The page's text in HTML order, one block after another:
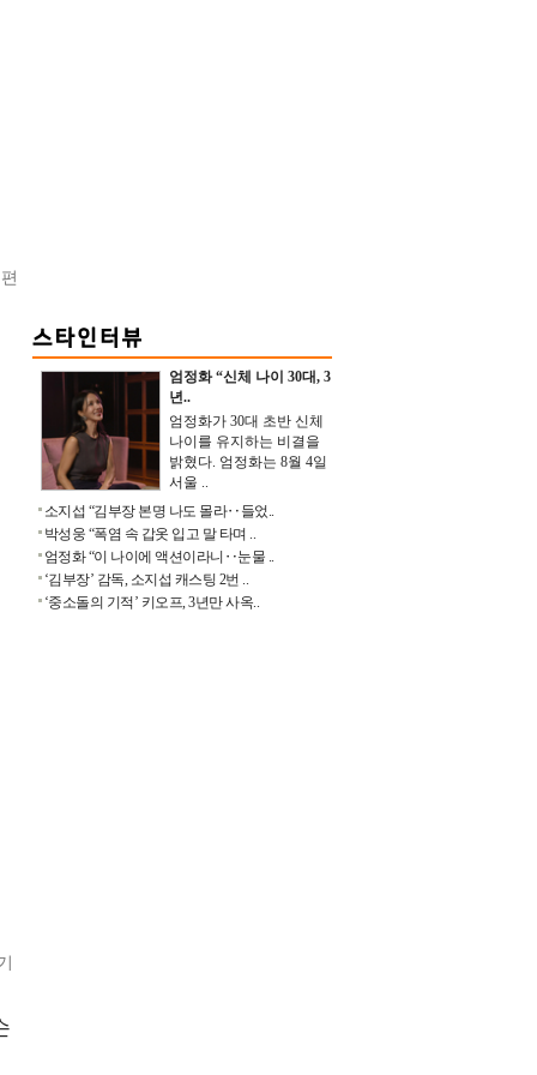
엄정화 “신체 나이 30대, 3
년..
엄정화가 30대 초반 신체
나이를 유지하는 비결을
밝혔다. 엄정화는 8월 4일
서울 ..
소지섭 “김부장 본명 나도 몰라‥들었..
박성웅 “폭염 속 갑옷 입고 말 타며 ..
엄정화 “이 나이에 액션이라니‥눈물 ..
‘김부장’ 감독, 소지섭 캐스팅 2번 ..
‘중소돌의 기적’ 키오프, 3년만 사옥..